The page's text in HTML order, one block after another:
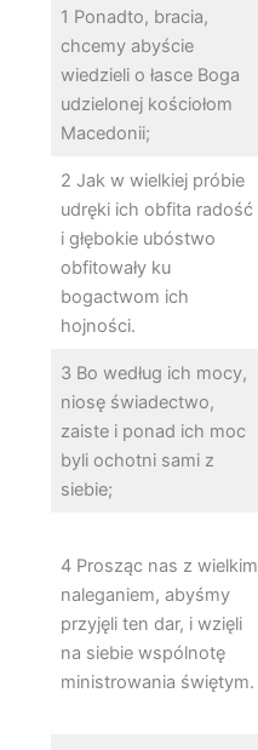
1 Ponadto, bracia,
chcemy abyście
wiedzieli o łasce Boga
udzielonej kościołom
Macedonii;
2 Jak w wielkiej próbie
udręki ich obfita radość
i głębokie ubóstwo
obfitowały ku
bogactwom ich
hojności.
3 Bo według ich mocy,
niosę świadectwo,
zaiste i ponad ich moc
byli ochotni sami z
siebie;
4 Prosząc nas z wielkim
naleganiem, abyśmy
przyjęli ten dar, i wzięli
na siebie wspólnotę
ministrowania świętym.